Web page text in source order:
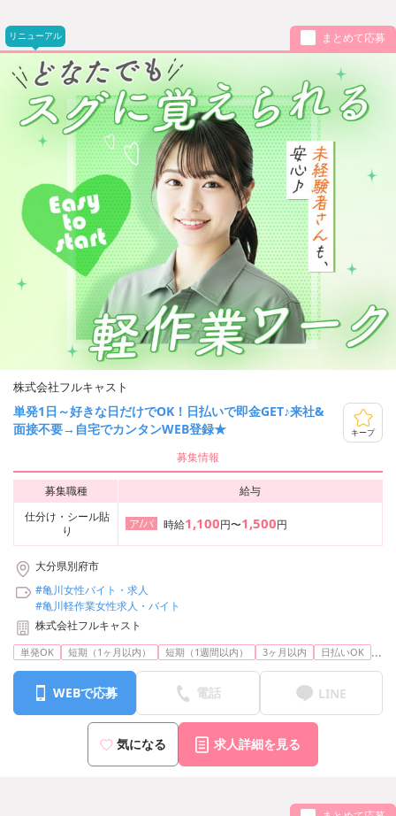
リニューアル まとめて応募
株式会社フルキャスト
単発1日～好きな日だけでOK！日払いで即金GET♪来社&
面接不要→自宅でカンタンWEB登録★
キープ
募集情報
募集職種
給与
仕分け・シール貼
り
ア/パ 時給1,100円〜1,500円
大分県別府市
#亀川女性バイト・求人
#亀川軽作業女性求人・バイト
株式会社フルキャスト
単発OK 短期（1ヶ月以内） 短期（1週間以内） 3ヶ月以内 日払いOK ...
WEBで応募 電話 LINE
気になる 求人詳細を見る